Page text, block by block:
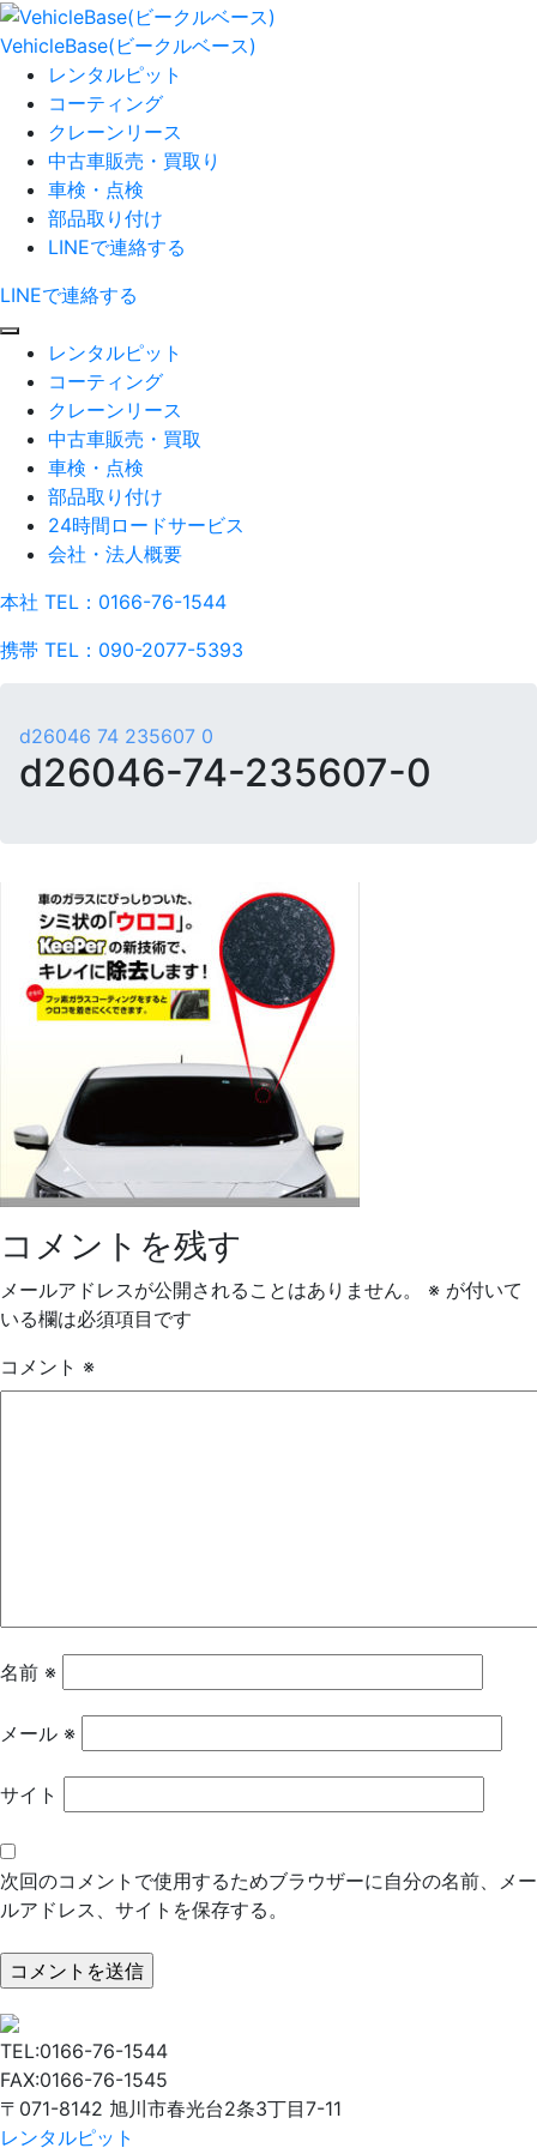
コ
ン
VehicleBase(ビークルベース)
レンタルピット
コーティング
クレーンリース
中古車販売・買取り
車検・点検
部品取り付け
LINEで連絡する
LINEで連絡する
レンタルピット
コーティング
クレーンリース
中古車販売・買取
車検・点検
部品取り付け
24時間ロードサービス
会社・法人概要
本社 TEL：0166-76-1544
携帯 TEL：090-2077-5393
d26046 74 235607 0
d26046-74-235607-0
d26046-
74-
235607-
2024-
03
VehicleBase
ス
フ
コメントを残す
メールアドレスが公開されることはありません。 ※ が付いて
いる欄は必須項目です
コメント ※
名前 ※
メール ※
サイト
次回のコメントで使用するためブラウザーに自分の名前、メー
ルアドレス、サイトを保存する。
TEL:0166-76-1544
FAX:0166-76-1545
〒071-8142 旭川市春光台2条3丁目7-11
レンタルピット